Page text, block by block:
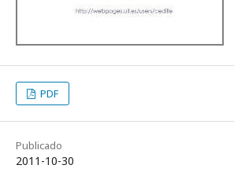
PDF
Publicado
2011-10-30